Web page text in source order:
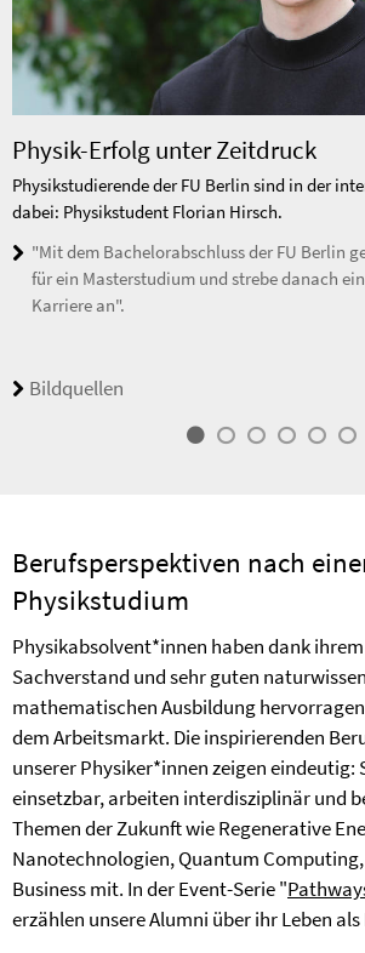
Physik-Erfolg unter Zeitdruck
Physikstudierende der FU Berlin sind in der
dabei: Physikstudent Florian Hirsch.
"Mit dem Bachelorabschluss der FU Berlin
für ein Masterstudium und strebe danach
Karriere an".
Bildquellen
Berufsperspektiven nach
Physikstudium
Physikabsolvent*innen haben dank
Sachverstand und sehr guten
mathematischen Ausbildung
dem Arbeitsmarkt. Die inspirierenden
unserer Physiker*innen zeigen eindeutig:
einsetzbar, arbeiten interdisziplinär und
Themen der Zukunft wie Regenerative
Nanotechnologien, Quantum
Business mit. In der Event-Serie "
erzählen unsere Alumni über ihr Leben